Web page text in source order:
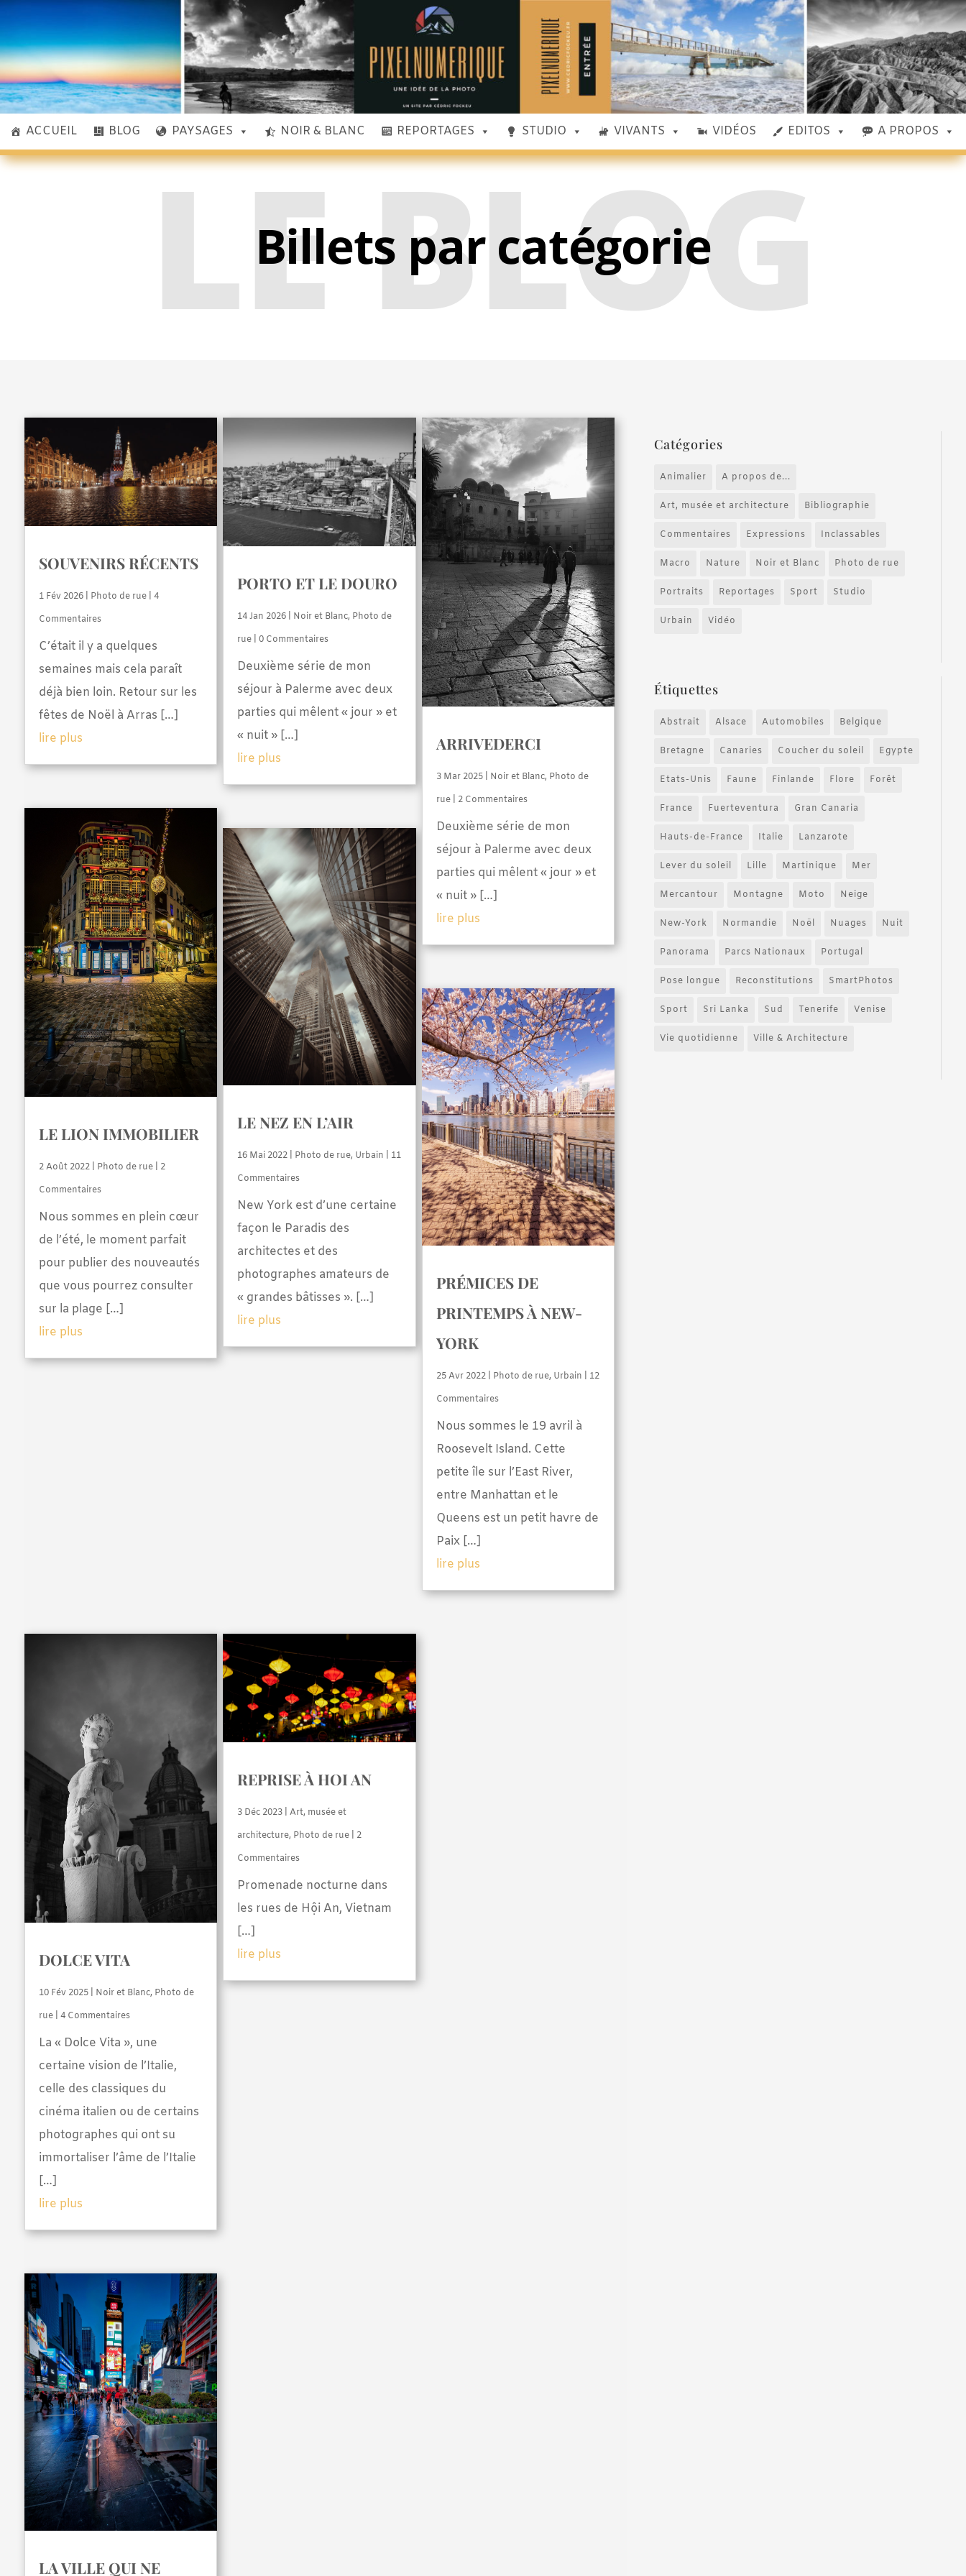
ACCUEIL BLOG PAYSAGES NOIR & BLANC REPORTAGES STUDIO VIVANTS VIDÉOS EDITOS A PROPOS
LE BLOG
Billets par catégorie
SOUVENIRS RÉCENTS
1 Fév 2026| Photo de rue| 4
Commentaires
C’était il y a quelques
semaines mais cela paraît
déjà bien loin. Retour sur les
fêtes de Noël à Arras […]
lire plus
LE LION IMMOBILIER
2 Août 2022| Photo de rue| 2
Commentaires
Nous sommes en plein cœur
de l’été, le moment parfait
pour publier des nouveautés
que vous pourrez consulter
sur la plage […]
lire plus
PORTO ET LE DOURO
14 Jan 2026 Noir et Blanc, Photo de
rue | 0 Commentaires
Deuxième série de mon
séjour à Palerme avec deux
parties qui mêlent « jour » et
« nuit » […]
lire plus
LE NEZ EN L’AIR
16 Mai 2022 Photo de rue, Urbain | 11
Commentaires
New York est d’une certaine
façon le Paradis des
architectes et des
photographes amateurs de
« grandes bâtisses ». […]
lire plus
ARRIVEDERCI
3 Mar 2025| Noir et Blanc, Photo de
rue| 2 Commentaires
Deuxième série de mon
séjour à Palerme avec deux
parties qui mêlent « jour » et
« nuit » […]
lire plus
PRÉMICES DE
PRINTEMPS À NEW-
YORK
25 Avr 2022| Photo de rue, Urbain | 12
Commentaires
Nous sommes le 19 avril à
Roosevelt Island. Cette
petite île sur l’East River,
entre Manhattan et le
Queens est un petit havre de
Paix […]
lire plus
DOLCE VITA
10 Fév 2025| Noir et Blanc, Photo de
rue| 4 Commentaires
La « Dolce Vita », une
certaine vision de l’Italie,
celle des classiques du
cinéma italien ou de certains
photographes qui ont su
immortaliser l’âme de l’Italie
[…]
lire plus
LA VILLE QUI NE
REPRISE À HOI AN
3 Déc 2023 |Art, musée et
architecture, Photo de rue | 2
Commentaires
Promenade nocturne dans
les rues de Hội An, Vietnam
[…]
lire plus
Catégories
Animalier A propos de...
Art, musée et architecture Bibliographie
Commentaires Expressions Inclassables
Macro Nature Noir et Blanc Photo de rue
Portraits Reportages Sport Studio
Urbain Vidéo
Étiquettes
Abstrait Alsace Automobiles Belgique
Bretagne Canaries Coucher du soleil Egypte
Etats-Unis Faune Finlande Flore Forêt
France Fuerteventura Gran Canaria
Hauts-de-France Italie Lanzarote
Lever du soleil Lille Martinique Mer
Mercantour Montagne Moto Neige
New-York Normandie Noël Nuages Nuit
Panorama Parcs Nationaux Portugal
Pose longue Reconstitutions SmartPhotos
Sport Sri Lanka Sud Tenerife Venise
Vie quotidienne Ville & Architecture